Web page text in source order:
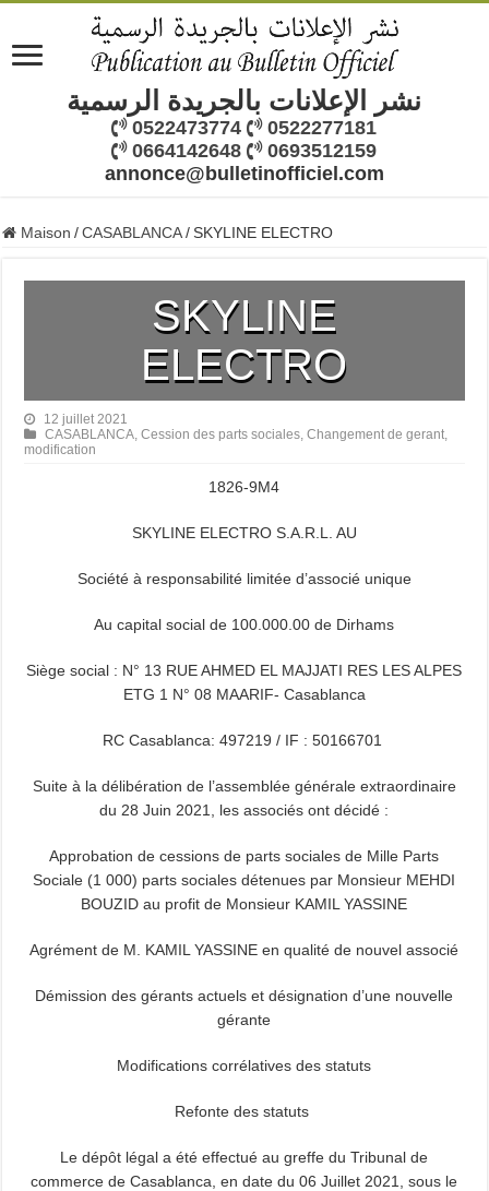
نشر الإعلانات بالجريدة الرسمية
0522473774
0522277181
0664142648
0693512159
annonce@bulletinofficiel.com
Maison / CASABLANCA / SKYLINE ELECTRO
SKYLINE
ELECTRO
12 juillet 2021
CASABLANCA,Cession des parts sociales,Changement de gerant,
modification
1826-9M4
SKYLINE ELECTRO S.A.R.L. AU
Société à responsabilité limitée d’associé unique
Au capital social de 100.000.00 de Dirhams
Siège social : N° 13 RUE AHMED EL MAJJATI RES LES ALPES
ETG 1 N° 08 MAARIF- Casablanca
RC Casablanca: 497219 / IF : 50166701
Suite à la délibération de l’assemblée générale extraordinaire
du 28 Juin 2021, les associés ont décidé :
Approbation de cessions de parts sociales de Mille Parts
Sociale (1 000) parts sociales détenues par Monsieur MEHDI
BOUZID au profit de Monsieur KAMIL YASSINE
Agrément de M. KAMIL YASSINE en qualité de nouvel associé
Démission des gérants actuels et désignation d’une nouvelle
gérante
Modifications corrélatives des statuts
Refonte des statuts
Le dépôt légal a été effectué au greffe du Tribunal de
commerce de Casablanca, en date du 06 Juillet 2021, sous le